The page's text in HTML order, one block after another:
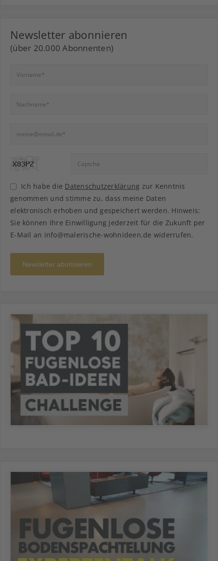
Newsletter abonnieren
(über 20.000 Abonnenten)
Ich habe die Datenschutzerklärung zur Kenntnis
genommen und stimme zu, dass meine Daten
elektronisch erhoben und gespeichert werden. Hinweis:
Sie können Ihre Einwilligung jederzeit für die Zukunft per
E-Mail an info@malerische-wohnideen.de widerrufen.